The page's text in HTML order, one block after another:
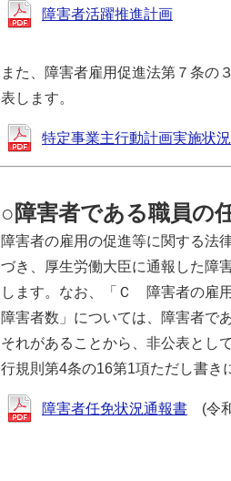
障害者活躍推進計画
また、障害者雇用促進法第７条の
表します。
特定事業主行動計画実施状
○障害者である職員の
障害者の雇用の促進等に関する法
づき、厚生労働大臣に通報した障
します。なお、「Ｃ 障害者の雇
障害者数」については、障害者で
それがあることから、非公表とし
行規則第4条の16第1項ただし書き
障害者任免状況通報書 (令